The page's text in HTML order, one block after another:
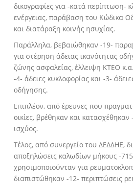
δικογραφίες για -κατά περίπτωση-
ενέργειας, παράβαση του Κώδικα
και διατάραξη κοινής ησυχίας.
Παράλληλα, βεβαιώθηκαν -19-
για στέρηση άδειας ικανότητας
ζώνης ασφαλείας, έλλειψη ΚΤΕΟ
-4- άδειες κυκλοφορίας και -3-
οδήγησης.
Επιπλέον, από έρευνες που
οικίες, βρέθηκαν και
ισχύος.
Τέλος, από συνεργείο του ΔΕΔΔΗΕ,
αποξηλώσεις καλωδίων μήκους -
χρησιμοποιούνταν για
διαπιστώθηκαν -12- περιπτώσεις